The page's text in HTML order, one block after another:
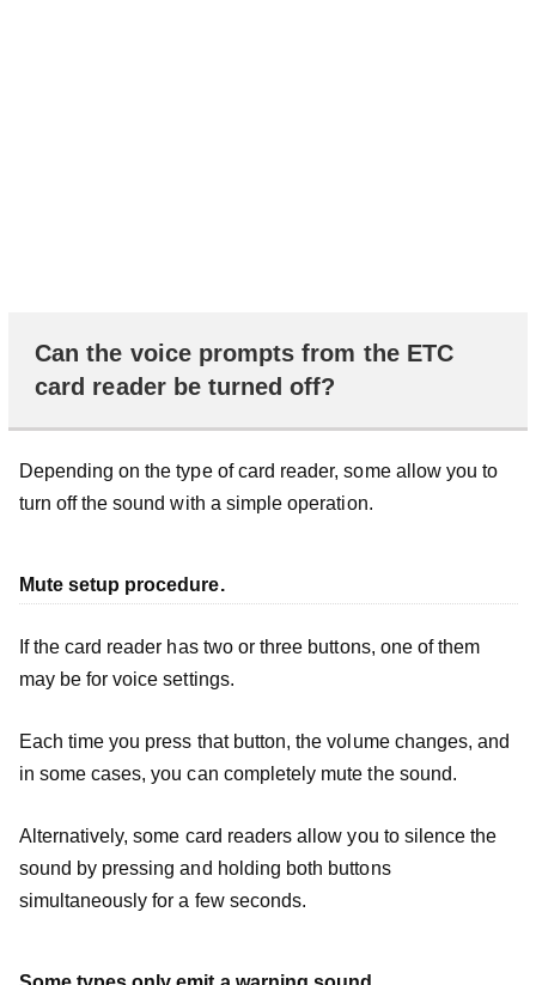
Can the voice prompts from the ETC
card reader be turned off?
Depending on the type of card reader, some allow you to
turn off the sound with a simple operation.
Mute setup procedure.
If the card reader has two or three buttons, one of them
may be for voice settings.
Each time you press that button, the volume changes, and
in some cases, you can completely mute the sound.
Alternatively, some card readers allow you to silence the
sound by pressing and holding both buttons
simultaneously for a few seconds.